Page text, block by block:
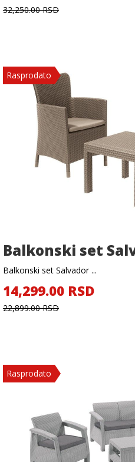
32,250.00 RSD
Rasprodato
Balkonski set
Balkonski set Salvador ...
14,299.00 RSD
22,899.00 RSD
Rasprodato